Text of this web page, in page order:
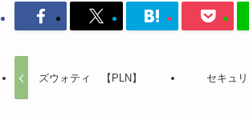
ズウォティ 【PLN】 セキュ